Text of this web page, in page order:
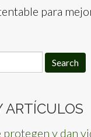
para
ARTÍCULOS
y dan